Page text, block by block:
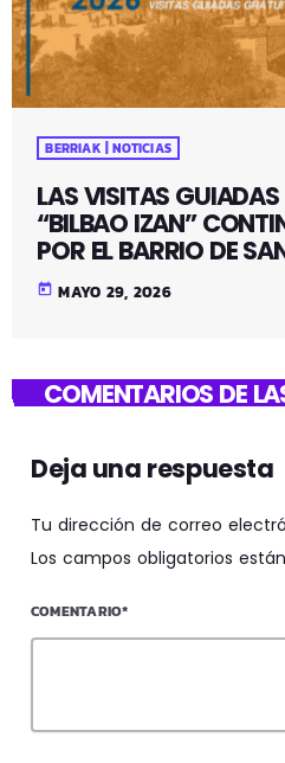
BERRIAK | NOTICIAS
LAS VISITAS
“BILBAO IZAN”
POR EL BARRIO DE
today MAYO 29, 2026
COMENTARIOS DE
Deja una respuesta
Tu dirección de correo
Los campos obligatorios
COMENTARIO*